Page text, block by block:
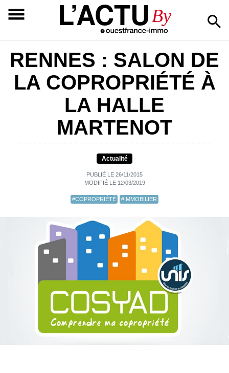
L’ACTUBy
RENNES : SALON DE
LA COPROPRIÉTÉ À
LA HALLE
MARTENOT
Actualité
PUBLIÉ LE 26/11/2015
MODIFIÉ LE 12/03/2019
#COPROPRIÉTÉ #IMMOBILIER